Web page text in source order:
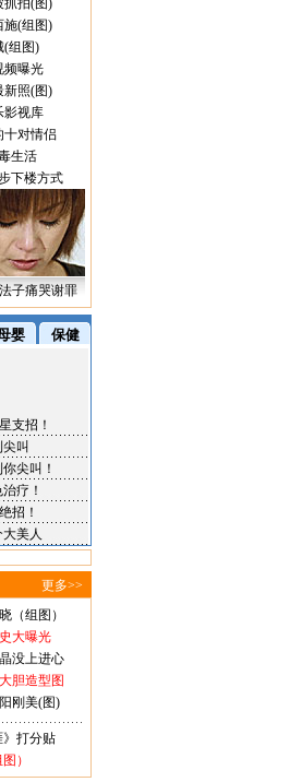
抓拍(图)
施(组图)
(组图)
频曝光
新照(图)
影视库
十对情侣
生活
下楼方式
子痛哭谢罪
更多>>
（组图）
大曝光
没上进心
胆造型图
刚美(图)
》打分贴
）